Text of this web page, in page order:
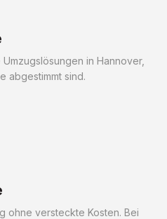
in Hannover,
abgestimmt sind.
ohne versteckte Kosten. Bei